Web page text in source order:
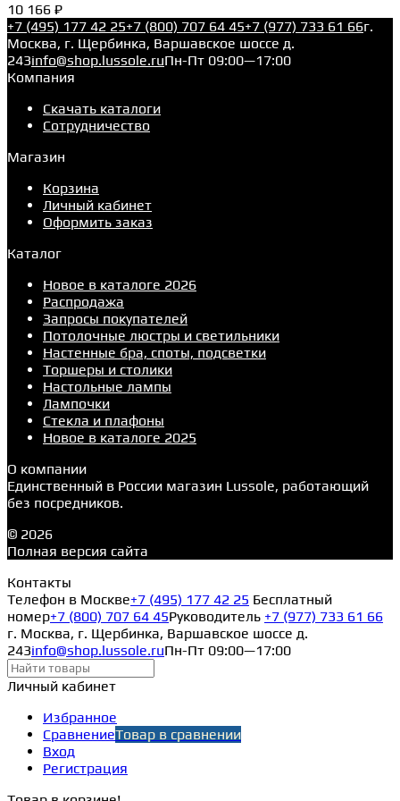
10 166 ₽
+7 (495) 177 42 25+7 (800) 707 64 45+7 (977) 733 61 66г.
Москва, г. Щербинка, Варшавское шоссе д.
243info@shop.lussole.ruПн-Пт 09:00—17:00
Компания
Скачать каталоги
Сотрудничество
Магазин
Корзина
Личный кабинет
Оформить заказ
Каталог
Новое в каталоге 2026
Распродажа
Запросы покупателей
Потолочные люстры и светильники
Настенные бра, споты, подсветки
Торшеры и столики
Настольные лампы
Лампочки
Стекла и плафоны
Новое в каталоге 2025
О компании
Единственный в России магазин Lussole, работающий
без посредников.
© 2026
Полная версия сайта
Контакты
Телефон в Москве+7 (495) 177 42 25 Бесплатный
номер+7 (800) 707 64 45Руководитель +7 (977) 733 61 66
г. Москва, г. Щербинка, Варшавское шоссе д.
243info@shop.lussole.ruПн-Пт 09:00—17:00
Личный кабинет
Избранное
СравнениеТовар в сравнении
Вход
Регистрация